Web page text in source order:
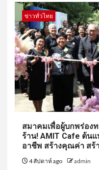
ข่าวทั่วไทย
สมาคมเพื่อผู้บกพร่อง
ร้าน! AMIT Cafe ต้น
อาชีพ สร้างคุณค่า สร้
4 สัปดาห์ ago admin